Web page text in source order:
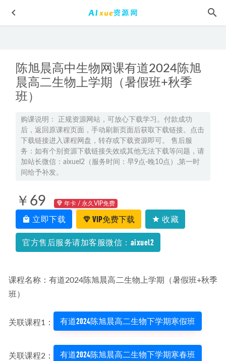
陈旭晨高中生物网课有道2024陈旭
晨高二生物上学期（暑假班+秋季
班）
购课说明： 正规资源网站，可放心下载学习。付款成功
后，返回原课程页面，手动刷新页面后获取下载链接。点击
下载链接进入课程网盘，转存或下载资源即可。 售后服
务：如有个别资源下载链接失效或其他无法下载等问题，请
加站长微信：aixuel2（服务时间：早9点-晚10点）,第一时
间给予补发。
￥69 年卡 / 永久VIP免费
立即下载 VIP免费下载 收藏
官方售后服务请加客服微信：aixuel2
课程名称：有道2024陈旭晨高二生物上学期（暑假班+秋季
班）
关联课程1： 有道2024陈旭晨高二生物下学期寒假班
关联课程2： 有道2024陈旭晨高二生物下学期寒春班
2023木子高三化学一轮复习讲义 2023-03-23
慕课金职位-Python全栈工程师编程网课教程学习，56.80G学
习资料百度网盘资源下载 2022-05-01
车载音乐大自然养心音乐合集100首MP3，抖音快手素材歌曲
百度网盘资源打包下载
（暑假班+秋季班） 2022-11-23
2023张亚柔高三语文a+全年班-视频教程+讲义+密训课程
（暑/秋/寒/春班） 2023-06-07